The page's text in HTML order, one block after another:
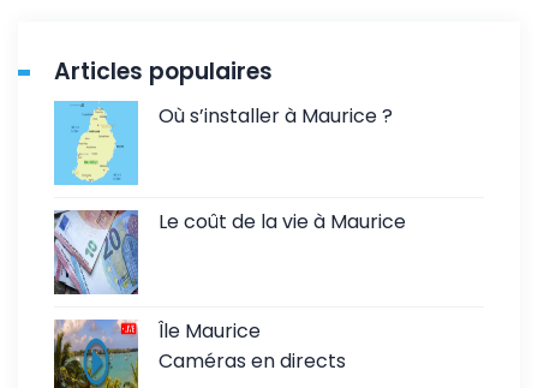
Articles populaires
Où s’installer à Maurice ?
Le coût de la vie à Maurice
Île Maurice
Caméras en directs